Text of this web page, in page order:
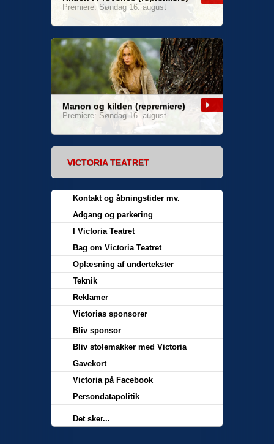
Premiere: Søndag 16. august
Manon og kilden (repremiere)
Premiere: Søndag 16. august
VICTORIA TEATRET
Kontakt og åbningstider mv.
Adgang og parkering
I Victoria Teatret
Bag om Victoria Teatret
Oplæsning af undertekster
Teknik
Reklamer
Victorias sponsorer
Bliv sponsor
Bliv stolemakker med Victoria
Gavekort
Victoria på Facebook
Persondatapolitik
Det sker...